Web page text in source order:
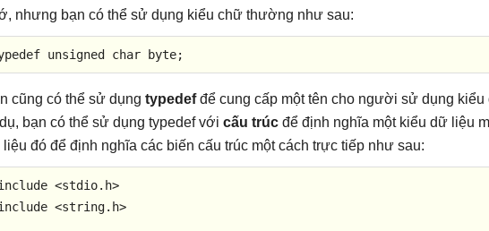
nhưng bạn có thể sử dụng kiểu chữ thường như sau:
unsigned char byte;
cũng có thể sử dụng typedefđể cung cấp một tên cho người sử dụng
bạn có thể sử dụng typedef với cấu trúc để định nghĩa một kiểu dữ liệu
đó để định nghĩa các biến cấu trúc một cách trực tiếp như sau:
<stdio.h>
<string.h>